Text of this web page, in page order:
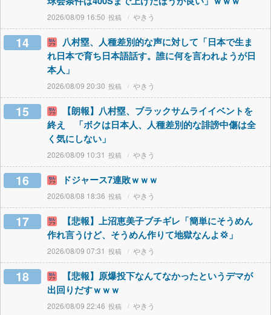
2026/08/09 16:50 やきう
14
八村塁、人種差別的な声に対して「日本で生ま
れ日本で育ち日本語話す。誰に何を言われようが日
本人」
2026/08/09 20:30 やきう
15
【朗報】八村塁、ブラックサムライイベントを
終え 「ボクは日本人、人種差別的な誹謗中傷は全
く気にしない」
2026/08/09 10:31 やきう
16 ドジャース7連敗ｗｗｗ
2026/08/08 18:36 やきう
17
【悲報】上沼恵美子ブチギレ「簡単にそうめん
作れ言うけど、そうめん作りて地獄なんよ💢」
2026/08/09 07:31 やきう
18
【悲報】原爆投下なんてなかったというデマが
出回りだすｗｗｗ
2026/08/09 22:46 やきう